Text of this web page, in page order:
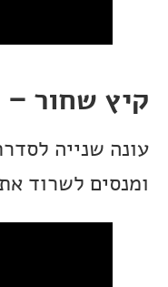
קיץ שחור –
עונה שנייה
ומנסים לשרוד